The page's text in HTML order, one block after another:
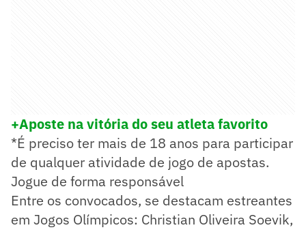
+Aposte na vitória do seu atleta favorito
*É preciso ter mais de 18 anos para participar
de qualquer atividade de jogo de apostas.
Jogue de forma responsável
Entre os convocados, se destacam estreantes
em Jogos Olímpicos: Christian Oliveira Soevik,